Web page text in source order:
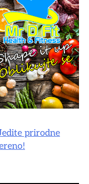
prirodne